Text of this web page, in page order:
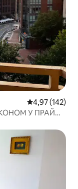
Середня
4,97 (142)
У ПРАЙМ-